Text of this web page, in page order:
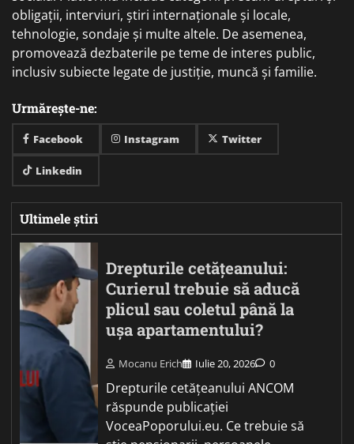
obligații, interviuri, știri internaționale și locale,
tehnologie, sondaje și multe altele. De asemenea,
promovează dezbaterile pe teme de interes public,
inclusiv subiecte legate de justiție, muncă și familie.
Urmărește-ne:
Facebook Instagram Twitter
Linkedin
Ultimele știri
Drepturile cetățeanului:
Curierul trebuie să aducă
plicul sau coletul până la
ușa apartamentului?
Mocanu Erich Iulie 20, 2026 0
Drepturile cetățeanului ANCOM
răspunde publicației
VoceaPoporului.eu. Ce trebuie să